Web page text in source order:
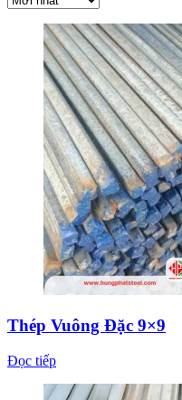
Thép Vuông Đặc 9×9
Đọc tiếp